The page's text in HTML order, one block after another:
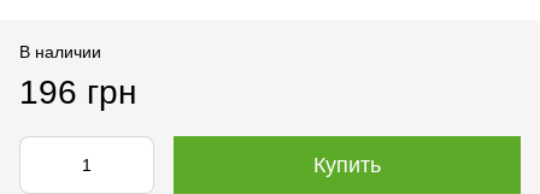
В наличии
196 грн
Купить